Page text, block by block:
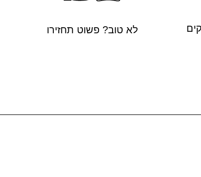
לא טוב? פשוט תחזירו